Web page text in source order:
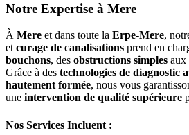
Notre Expertise à Mere
À Mere et dans toute la Erpe-Mere,
et curage de canalisations prend en
bouchons, des obstructions simples aux
Grâce à des technologies de diagnostic
hautement formée, nous vous
une intervention de qualité supérieure
Nos Services Incluent :